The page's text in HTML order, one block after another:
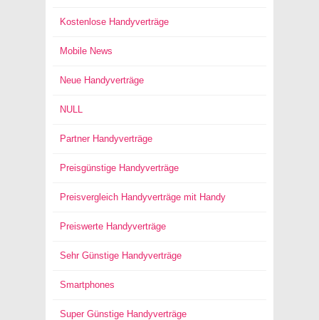
Kostenlose Handyverträge
Mobile News
Neue Handyverträge
NULL
Partner Handyverträge
Preisgünstige Handyverträge
Preisvergleich Handyverträge mit Handy
Preiswerte Handyverträge
Sehr Günstige Handyverträge
Smartphones
Super Günstige Handyverträge